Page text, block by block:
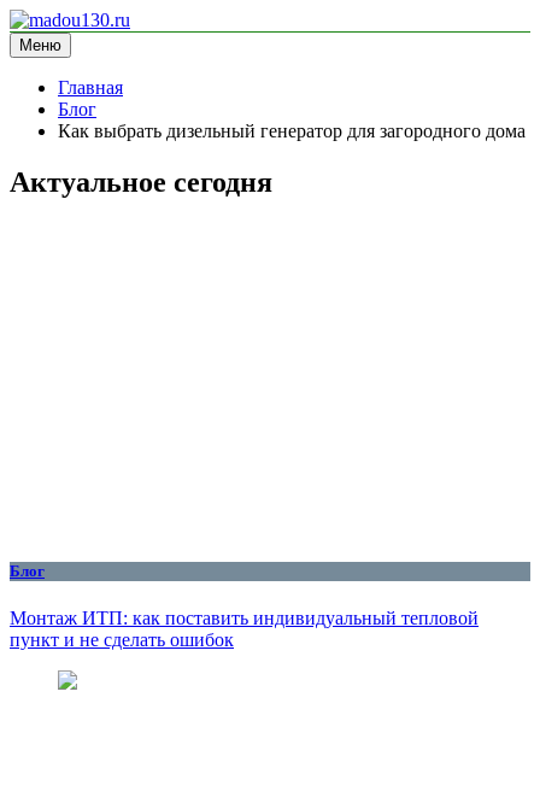
Перейти
к
содержимому
madou130.ru
информационный сайт
Меню
Главная
Блог
Как выбрать дизельный генератор для загородного дома
Актуальное сегодня
Блог
Монтаж ИТП: как поставить индивидуальный тепловой
пункт и не сделать ошибок